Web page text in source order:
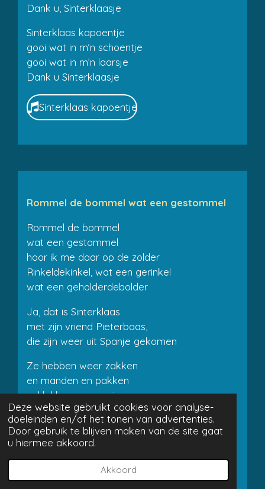
Deze website gebruikt cookies voor analyse-
doeleinden en/of het tonen van advertenties.
Door gebruik te blijven maken van de site gaat
u hiermee akkoord.
Akkoord
Dank u, Sinterklaasje
Sinterklaas kapoentje
gooi wat in m’n schoentje
gooi wat in m’n laarsje
Dank u Sinterklaasje
Sinterklaas kapoentje
Rommel de bommel wat een gestommel
Rommel de bommel
wat een gestommel
hoor ik me daar op de zolder
Rinkeldekinkel, wat een gerinkel
wat een geholderdebolder
Ja, dat is Sinterklaas
met zijn vriend Pieterbaas,
die zijn weer uit Spanje gekomen
Ze hebben weer zakken
en manden en pakken
vol lekkers en moois meegenomen
Rommel de bommel
wat een gestommel
hoor ik me daar op de zolder
Rinkeldekinkel, wat een gerinkel
wat een geholderdebolder